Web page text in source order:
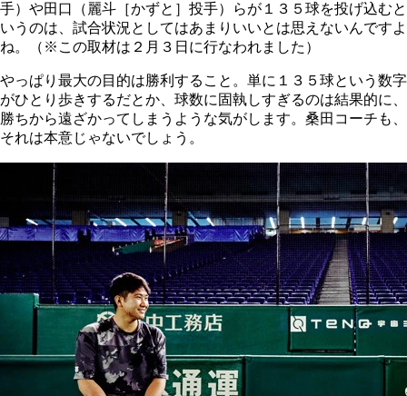
手）や田口（麗斗［かずと］投手）らが１３５球を投げ込むと
いうのは、試合状況としてはあまりいいとは思えないんですよ
ね。（※この取材は２月３日に行なわれました）
やっぱり最大の目的は勝利すること。単に１３５球という数字
がひとり歩きするだとか、球数に固執しすぎるのは結果的に、
勝ちから遠ざかってしまうような気がします。桑田コーチも、
それは本意じゃないでしょう。